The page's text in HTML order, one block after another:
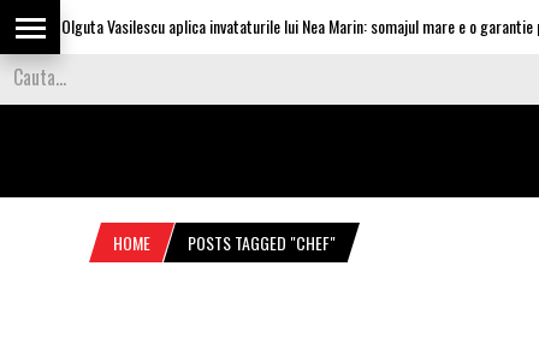
Olguta Vasilescu aplica invataturile lui Nea Marin: somajul mare e o garantie
HOME POSTS TAGGED "CHEF"